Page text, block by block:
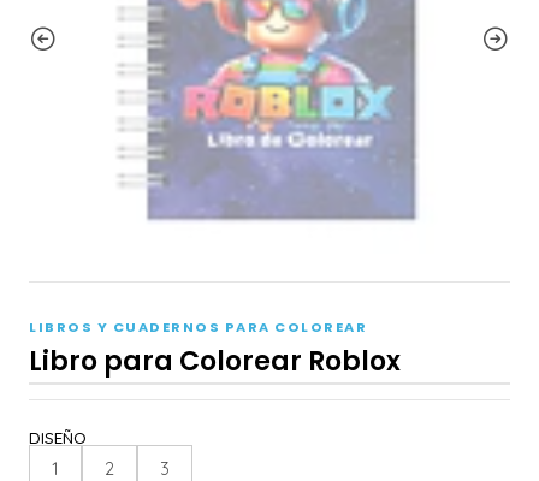
LIBROS Y CUADERNOS PARA COLOREAR
Libro para Colorear Roblox
DISEÑO
1 2 3